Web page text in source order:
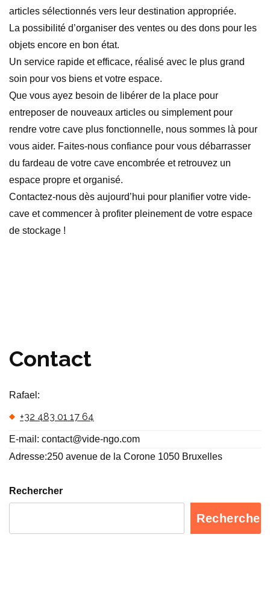
articles sélectionnés vers leur destination appropriée.
La possibilité d’organiser des ventes ou des dons pour les
objets encore en bon état.
Un service rapide et efficace, réalisé avec le plus grand
soin pour vos biens et votre espace.
Que vous ayez besoin de libérer de la place pour
entreposer de nouveaux articles ou simplement pour
rendre votre cave plus fonctionnelle, nous sommes là pour
vous aider. Faites-nous confiance pour vous débarrasser
du fardeau de votre cave encombrée et retrouvez un
espace propre et organisé.
Contactez-nous dès aujourd’hui pour planifier votre vide-
cave et commencer à profiter pleinement de votre espace
de stockage !
Contact
Rafael:
+32 483 01 17 64
E-mail: contact@vide-ngo.com
Adresse:250 avenue de la Corone 1050 Bruxelles
Rechercher
Rechercher